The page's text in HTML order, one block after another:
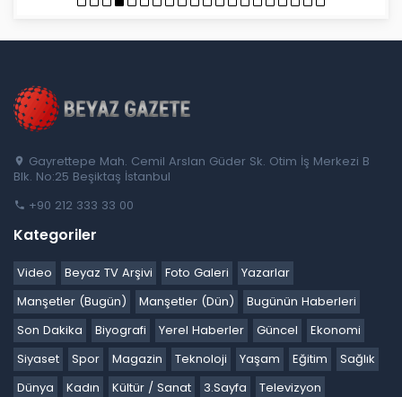
Gayrettepe Mah. Cemil Arslan Güder Sk. Otim İş Merkezi B
Blk. No:25 Beşiktaş İstanbul
+90 212 333 33 00
Kategoriler
Video Beyaz TV Arşivi Foto Galeri
Yazarlar
Manşetler (Bugün)
Manşetler (Dün)
Bugünün Haberleri
Son Dakika
Biyografi Yerel Haberler Güncel
Ekonomi
Siyaset
Spor Magazin Teknoloji Yaşam Eğitim
Sağlık
Dünya
Kadın Kültür / Sanat 3.Sayfa
Televizyon